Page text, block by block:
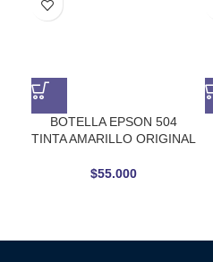
BOTELLA EPSON 504
TINTA AMARILLO ORIGINAL
$55.000